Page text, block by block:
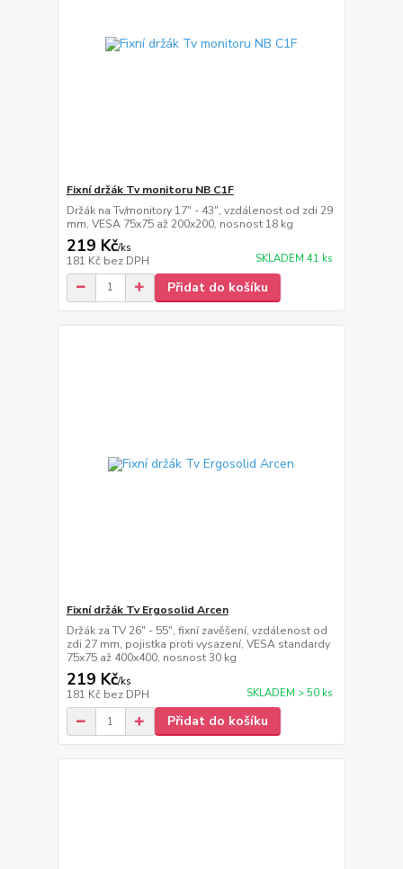
Fixní držák Tv monitoru NB C1F
Držák na Tv/monitory 17" - 43", vzdálenost od zdi 29
mm, VESA 75x75 až 200x200, nosnost 18 kg
219 Kč/ks
181 Kč bez DPH SKLADEM 41 ks
Přidat do košíku
Fixní držák Tv Ergosolid Arcen
Držák za TV 26" - 55", fixní zavěšení, vzdálenost od
zdi 27 mm, pojistka proti vysazení, VESA standardy
75x75 až 400x400, nosnost 30 kg
219 Kč/ks
181 Kč bez DPH SKLADEM > 50 ks
Přidat do košíku